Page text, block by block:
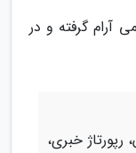
آرام گرفته و در
رپورتاژ خبری،